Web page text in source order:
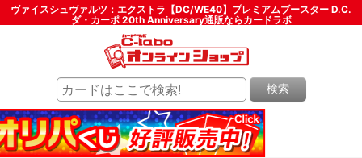
ヴァイスシュヴァルツ：エクストラ【DC/WE40】プレミアムブースター D.C.
ダ・カーポ 20th Anniversary通販ならカードラボ
検索